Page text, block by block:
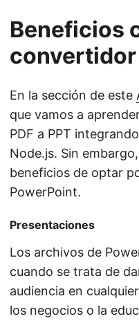
Beneficios
convertidor
En la sección de este
que vamos a
PDF a PPT
Node.js. Sin
beneficios de optar
PowerPoint.
Presentaciones
Los archivos de
cuando se trata de
audiencia en
los negocios o la